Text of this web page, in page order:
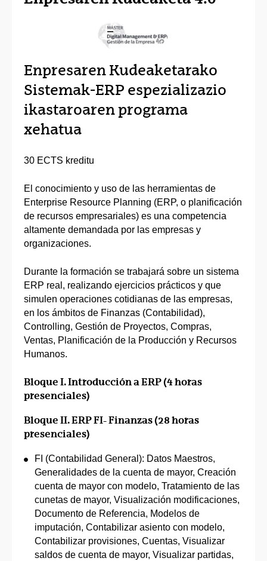
Enpresaren Kudeaketarako
Sistemak-ERP espezializazio
ikastaroaren programa
xehatua
30 ECTS kreditu
El conocimiento y uso de las herramientas de
Enterprise Resource Planning (ERP, o planificación
de recursos empresariales) es una competencia
altamente demandada por las empresas y
organizaciones.
Durante la formación se trabajará sobre un sistema
ERP real, realizando ejercicios prácticos y que
simulen operaciones cotidianas de las empresas,
en los ámbitos de Finanzas (Contabilidad),
Controlling, Gestión de Proyectos, Compras,
Ventas, Planificación de la Producción y Recursos
Humanos.
Bloque I. Introducción a ERP (4 horas
presenciales)
Bloque II. ERP FI- Finanzas (28 horas
presenciales)
FI (Contabilidad General): Datos Maestros,
Generalidades de la cuenta de mayor, Creación
cuenta de mayor con modelo, Tratamiento de las
cunetas de mayor, Visualización modificaciones,
Documento de Referencia, Modelos de
imputación, Contabilizar asiento con modelo,
Contabilizar provisiones, Cuentas, Visualizar
saldos de cuenta de mayor, Visualizar partidas,